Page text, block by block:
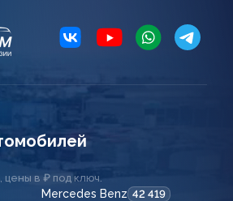
цены в ₽ под ключ.
Mercedes Benz 42 419